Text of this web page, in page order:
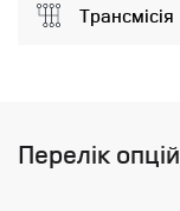
Трансмісія
Перелік опцій